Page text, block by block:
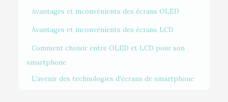
Avantages et inconvénients des écrans OLED
Avantages et inconvénients des écrans LCD
Comment choisir entre OLED et LCD pour son
smartphone
L'avenir des technologies d'écrans de smartphone